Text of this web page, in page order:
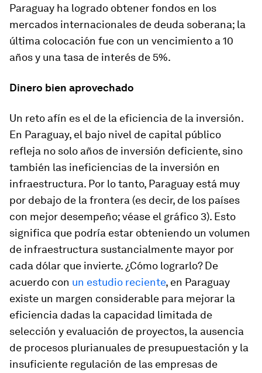
Paraguay ha logrado obtener fondos en los
mercados internacionales de deuda soberana; la
última colocación fue con un vencimiento a 10
años y una tasa de interés de 5%.
Dinero bien aprovechado
Un reto afín es el de la eficiencia de la inversión.
En Paraguay, el bajo nivel de capital público
refleja no solo años de inversión deficiente, sino
también las ineficiencias de la inversión en
infraestructura. Por lo tanto, Paraguay está muy
por debajo de la frontera (es decir, de los países
con mejor desempeño; véase el gráfico 3). Esto
significa que podría estar obteniendo un volumen
de infraestructura sustancialmente mayor por
cada dólar que invierte. ¿Cómo lograrlo? De
acuerdo con un estudio reciente, en Paraguay
existe un margen considerable para mejorar la
eficiencia dadas la capacidad limitada de
selección y evaluación de proyectos, la ausencia
de procesos plurianuales de presupuestación y la
insuficiente regulación de las empresas de